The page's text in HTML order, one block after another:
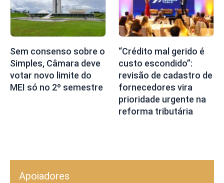
Sem consenso sobre o
Simples, Câmara deve
votar novo limite do
MEI só no 2º semestre
“Crédito mal gerido é
custo escondido”:
revisão de cadastro de
fornecedores vira
prioridade urgente na
reforma tributária
Apoiadores